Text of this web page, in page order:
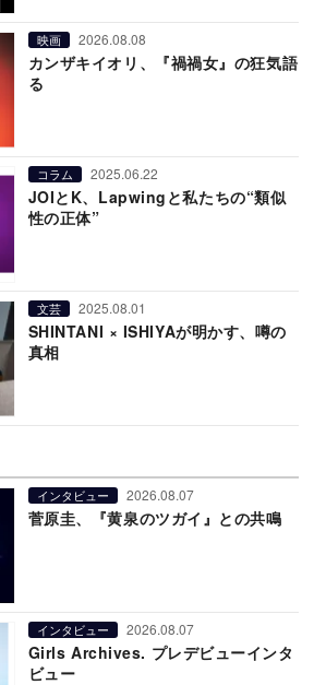
映画 2026.08.08
カンザキイオリ、『禍禍女』の狂気語
る
コラム 2025.06.22
JOIとK、Lapwingと私たちの“類似
性の正体”
文芸 2025.08.01
SHINTANI × ISHIYAが明かす、噂の
真相
インタビュー 2026.08.07
菅原圭、『黄泉のツガイ』との共鳴
インタビュー 2026.08.07
Girls Archives. プレデビューインタ
ビュー